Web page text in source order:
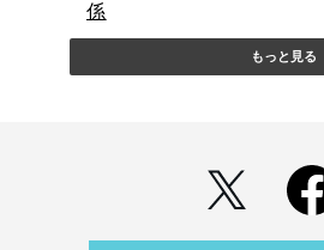
係
もっと見る